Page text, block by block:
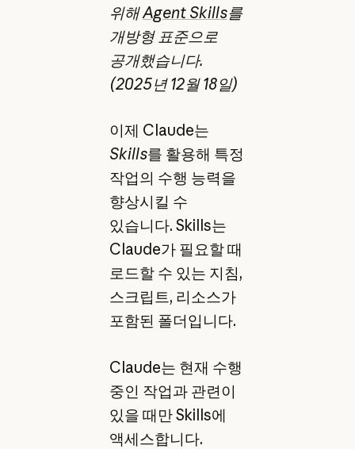
위해Agent Skills를
개방형 표준으로
공개했습니다.
(2025년 12월 18일)
이제 Claude는
Skills를 활용해 특정
작업의 수행 능력을
향상시킬 수
있습니다. Skills는
Claude가 필요할 때
로드할 수 있는 지침,
스크립트, 리소스가
포함된 폴더입니다.
Claude는 현재 수행
중인 작업과 관련이
있을 때만 Skills에
액세스합니다.